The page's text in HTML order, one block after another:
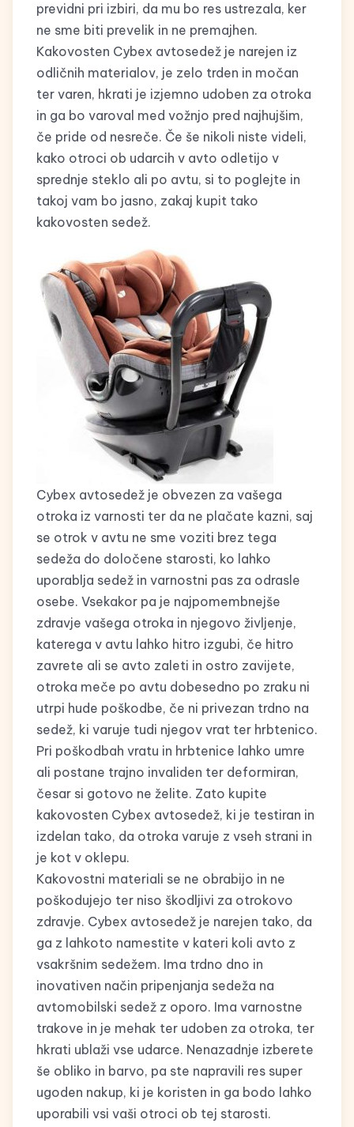
previdni pri izbiri, da mu bo res ustrezala, ker
ne sme biti prevelik in ne premajhen.
Kakovosten Cybex avtosedež je narejen iz
odličnih materialov, je zelo trden in močan
ter varen, hkrati je izjemno udoben za otroka
in ga bo varoval med vožnjo pred najhujšim,
če pride od nesreče. Če še nikoli niste videli,
kako otroci ob udarcih v avto odletijo v
sprednje steklo ali po avtu, si to poglejte in
takoj vam bo jasno, zakaj kupit tako
kakovosten sedež.
Cybex avtosedež je obvezen za vašega
otroka iz varnosti ter da ne plačate kazni, saj
se otrok v avtu ne sme voziti brez tega
sedeža do določene starosti, ko lahko
uporablja sedež in varnostni pas za odrasle
osebe. Vsekakor pa je najpomembnejše
zdravje vašega otroka in njegovo življenje,
katerega v avtu lahko hitro izgubi, če hitro
zavrete ali se avto zaleti in ostro zavijete,
otroka meče po avtu dobesedno po zraku ni
utrpi hude poškodbe, če ni privezan trdno na
sedež, ki varuje tudi njegov vrat ter hrbtenico.
Pri poškodbah vratu in hrbtenice lahko umre
ali postane trajno invaliden ter deformiran,
česar si gotovo ne želite. Zato kupite
kakovosten Cybex avtosedež, ki je testiran in
izdelan tako, da otroka varuje z vseh strani in
je kot v oklepu.
Kakovostni materiali se ne obrabijo in ne
poškodujejo ter niso škodljivi za otrokovo
zdravje. Cybex avtosedež je narejen tako, da
ga z lahkoto namestite v kateri koli avto z
vsakršnim sedežem. Ima trdno dno in
inovativen način pripenjanja sedeža na
avtomobilski sedež z oporo. Ima varnostne
trakove in je mehak ter udoben za otroka, ter
hkrati ublaži vse udarce. Nenazadnje izberete
še obliko in barvo, pa ste napravili res super
ugoden nakup, ki je koristen in ga bodo lahko
uporabili vsi vaši otroci ob tej starosti.